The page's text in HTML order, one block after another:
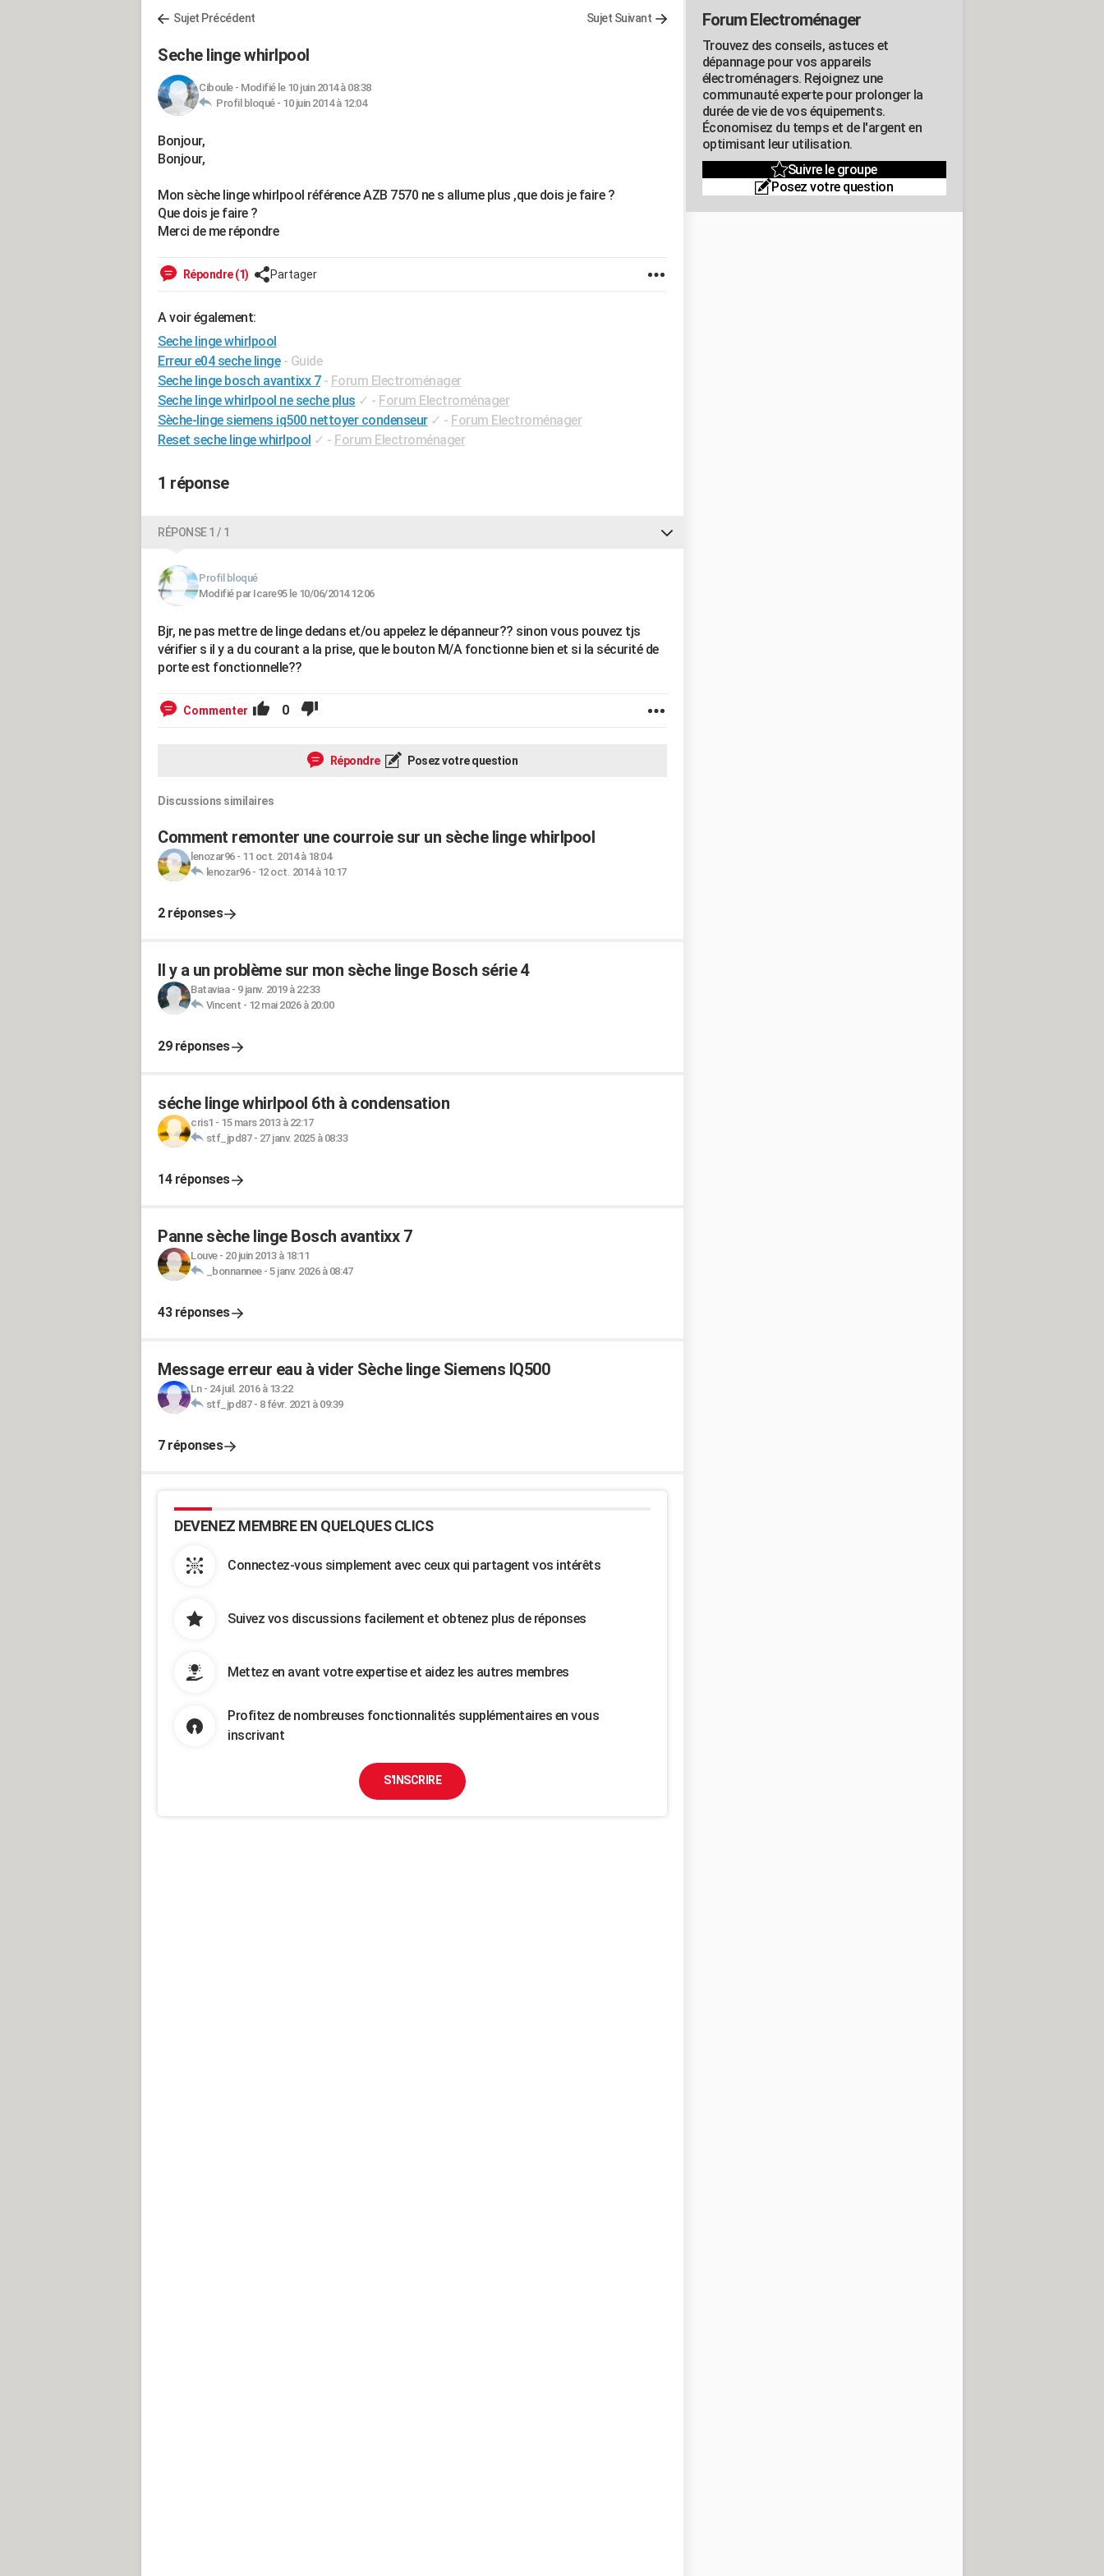
Sujet Précédent Sujet Suivant
Seche linge whirlpool
Ciboule- Modifié le 10 juin 2014 à 08:38
Profil bloqué - 10 juin 2014 à 12:04
Bonjour,
Bonjour,
Mon sèche linge whirlpool référence AZB 7570 ne s allume plus ,que dois je faire ?
Que dois je faire ?
Merci de me répondre
Répondre (1) Partager
A voir également:
Seche linge whirlpool
Erreur e04 seche linge - Guide
Seche linge bosch avantixx 7 - Forum Electroménager
Seche linge whirlpool ne seche plus ✓ - Forum Electroménager
Sèche-linge siemens iq500 nettoyer condenseur ✓ - Forum Electroménager
Reset seche linge whirlpool ✓ - Forum Electroménager
1 réponse
RÉPONSE 1 / 1
Profil bloqué
Modifié par Icare95 le 10/06/2014 12:06
Bjr, ne pas mettre de linge dedans et/ou appelez le dépanneur?? sinon vous pouvez tjs
vérifier s il y a du courant a la prise, que le bouton M/A fonctionne bien et si la sécurité de
porte est fonctionnelle??
Commenter 0
Répondre Posez votre question
Discussions similaires
Comment remonter une courroie sur un sèche linge whirlpool
lenozar96- 11 oct. 2014 à 18:04
lenozar96- 12 oct. 2014 à 10:17
2 réponses
Il y a un problème sur mon sèche linge Bosch série 4
Bataviaa- 9 janv. 2019 à 22:33
Vincent - 12 mai 2026 à 20:00
29 réponses
séche linge whirlpool 6th à condensation
cris1 - 15 mars 2013 à 22:17
stf_jpd87- 27 janv. 2025 à 08:33
14 réponses
Panne sèche linge Bosch avantixx 7
Louve- 20 juin 2013 à 18:11
_bonnannee- 5 janv. 2026 à 08:47
43 réponses
Message erreur eau à vider Sèche linge Siemens IQ500
Ln- 24 juil. 2016 à 13:22
stf_jpd87- 8 févr. 2021 à 09:39
7 réponses
DEVENEZ MEMBRE EN QUELQUES CLICS
Connectez-vous simplement avec ceux qui partagent vos intérêts
Suivez vos discussions facilement et obtenez plus de réponses
Mettez en avant votre expertise et aidez les autres membres
Profitez de nombreuses fonctionnalités supplémentaires en vous
inscrivant
S'INSCRIRE
Forum Electroménager
Trouvez des conseils, astuces et
dépannage pour vos appareils
électroménagers. Rejoignez une
communauté experte pour prolonger la
durée de vie de vos équipements.
Économisez du temps et de l'argent en
optimisant leur utilisation.
Suivre le groupe
Posez votre question